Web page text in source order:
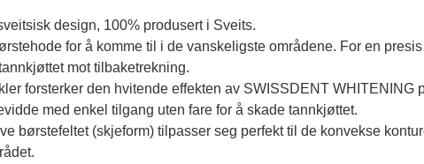
design, 100% produsert i Sveits.
for å komme til i de vanskeligste områdene. For en
mot tilbaketrekning.
forsterker den hvitende effekten av SWISSDENT WHITENING
med enkel tilgang uten fare for å skade tannkjøttet.
børstefeltet (skjeform) tilpasser seg perfekt til de konvekse